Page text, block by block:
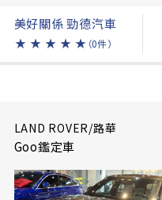
美好關係 勁德汽車
★ ★ ★ ★ ★ （0件）
LAND ROVER/路華
Goo鑑定車